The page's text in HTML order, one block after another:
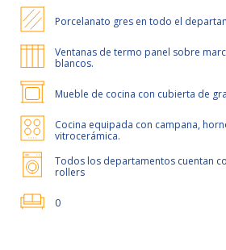
Porcelanato gres en todo el
Ventanas de termo panel sobre
blancos.
Mueble de cocina con cubierta de
Cocina equipada con campana,
vitrocerámica.
Todos los departamentos cuentan
rollers
0